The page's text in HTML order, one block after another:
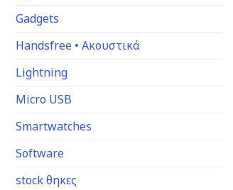
Gadgets
Handsfree • Ακουστικά
Lightning
Micro USB
Smartwatches
Software
stock θηκες